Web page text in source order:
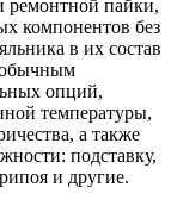
ремонтной пайки,
компонентов без
в их состав
опций,
температуры,
а также
подставку,
и другие.